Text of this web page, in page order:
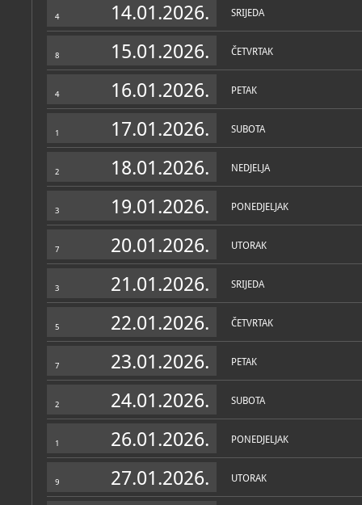
4 14.01.2026. SRIJEDA
8 15.01.2026. ČETVRTAK
4 16.01.2026. PETAK
1 17.01.2026. SUBOTA
2 18.01.2026. NEDJELJA
3 19.01.2026. PONEDJELJAK
7 20.01.2026. UTORAK
3 21.01.2026. SRIJEDA
5 22.01.2026. ČETVRTAK
7 23.01.2026. PETAK
2 24.01.2026. SUBOTA
1 26.01.2026. PONEDJELJAK
9 27.01.2026. UTORAK